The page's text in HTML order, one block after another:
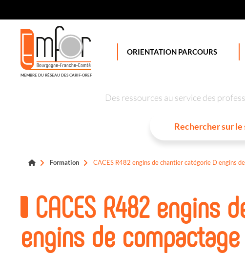
MEMBRE DU RÉSEAU DES CARIF-OREF
ORIENTATION PARCOURS
Des ressources au service des
Formation CACES R482 engins de chantier catégorie D engins
CACES R482 engins
engins de compactage